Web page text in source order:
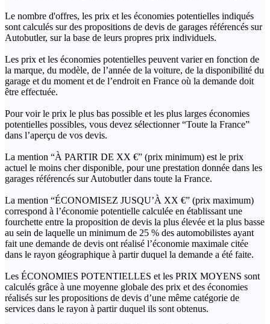
Le nombre d'offres, les prix et les économies potentielles indiqués
sont calculés sur des propositions de devis de garages référencés sur
Autobutler, sur la base de leurs propres prix individuels.
Les prix et les économies potentielles peuvent varier en fonction de
la marque, du modèle, de l’année de la voiture, de la disponibilité du
garage et du moment et de l’endroit en France où la demande doit
être effectuée.
Pour voir le prix le plus bas possible et les plus larges économies
potentielles possibles, vous devez sélectionner “Toute la France”
dans l’aperçu de vos devis.
La mention “À PARTIR DE XX €” (prix minimum) est le prix
actuel le moins cher disponible, pour une prestation donnée dans les
garages référencés sur Autobutler dans toute la France.
La mention “ÉCONOMISEZ JUSQU’À XX €” (prix maximum)
correspond à l’économie potentielle calculée en établissant une
fourchette entre la proposition de devis la plus élevée et la plus basse
au sein de laquelle un minimum de 25 % des automobilistes ayant
fait une demande de devis ont réalisé l’économie maximale citée
dans le rayon géographique à partir duquel la demande a été faite.
Les ÉCONOMIES POTENTIELLES et les PRIX MOYENS sont
calculés grâce à une moyenne globale des prix et des économies
réalisés sur les propositions de devis d’une même catégorie de
services dans le rayon à partir duquel ils sont obtenus.